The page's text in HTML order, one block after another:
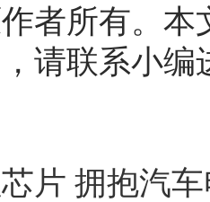
者所有。
请联系小编
片 拥抱汽